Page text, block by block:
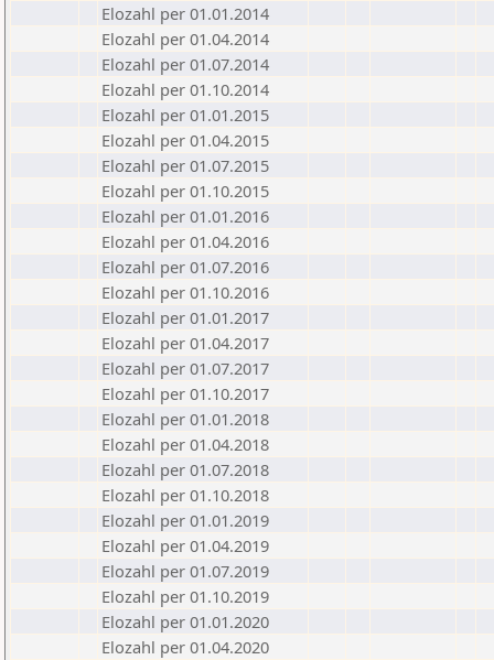
Elozahl per 01.01.2014
Elozahl per 01.04.2014
Elozahl per 01.07.2014
Elozahl per 01.10.2014
Elozahl per 01.01.2015
Elozahl per 01.04.2015
Elozahl per 01.07.2015
Elozahl per 01.10.2015
Elozahl per 01.01.2016
Elozahl per 01.04.2016
Elozahl per 01.07.2016
Elozahl per 01.10.2016
Elozahl per 01.01.2017
Elozahl per 01.04.2017
Elozahl per 01.07.2017
Elozahl per 01.10.2017
Elozahl per 01.01.2018
Elozahl per 01.04.2018
Elozahl per 01.07.2018
Elozahl per 01.10.2018
Elozahl per 01.01.2019
Elozahl per 01.04.2019
Elozahl per 01.07.2019
Elozahl per 01.10.2019
Elozahl per 01.01.2020
Elozahl per 01.04.2020